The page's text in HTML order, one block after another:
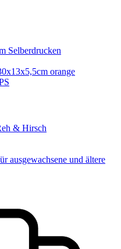
Selberdrucken
orange
& Hirsch
ausgewachsene und ältere